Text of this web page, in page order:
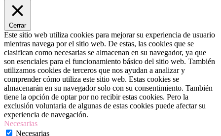
Cerrar
Este sitio web utiliza cookies para mejorar su experiencia de usuario
mientras navega por el sitio web. De estas, las cookies que se
clasifican como necesarias se almacenan en su navegador, ya que
son esenciales para el funcionamiento básico del sitio web. También
utilizamos cookies de terceros que nos ayudan a analizar y
comprender cómo utiliza este sitio web. Estas cookies se
almacenarán en su navegador solo con su consentimiento. También
tiene la opción de optar por no recibir estas cookies. Pero la
exclusión voluntaria de algunas de estas cookies puede afectar su
experiencia de navegación.
Necesarias
Necesarias